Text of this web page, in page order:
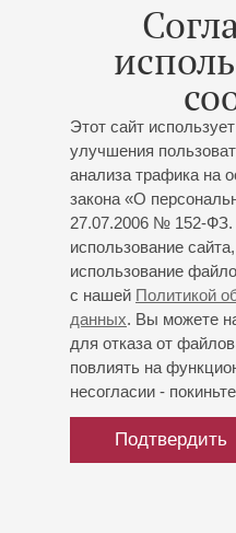
Этот сайт
улучшения
анализа трафика на
закона «О
27.07.2006 № 152-
использование
использование
с нашей Политикой
данных. Вы можете
для отказа от
повлиять на
несогласии -
Подтвердить
«Маршрут “Старухи”» и
Введенский. Опыт
Сыграл более 20 ролей в
международных
мужская роль» фестиваля
Станислава Митина «С